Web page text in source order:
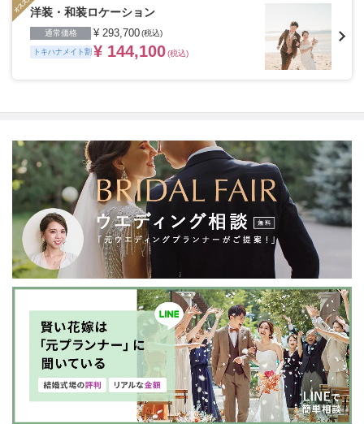
できない場合がございます。
洋装・和装ロケーション
通常価格 ¥ 293,700(税込)
トキハナメイト割 ¥ 144,100(税込)